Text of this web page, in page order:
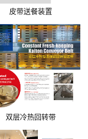
皮带送餐装置
双层冷热回转带